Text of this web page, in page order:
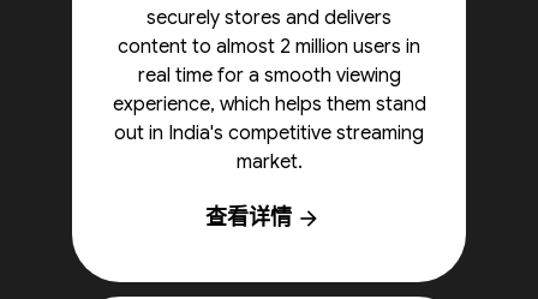
securely stores and delivers
content to almost 2 million users in
real time for a smooth viewing
experience, which helps them stand
out in India's competitive streaming
market.
查看详情 arrow_forward